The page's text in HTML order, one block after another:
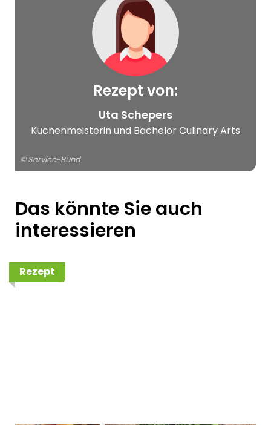
© Service-Bund
Rezept von:
Uta Schepers
Küchenmeisterin und Bachelor Culinary Arts
© Service-Bund
Das könnte Sie auch
interessieren
Rezept